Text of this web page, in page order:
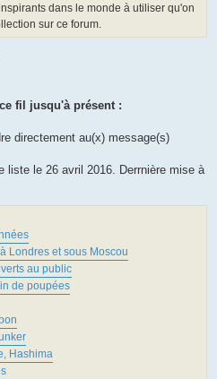
dans le monde à utiliser qu'on
sur ce forum.
fil jusqu'à présent :
directement au(x) message(s)
liste le 26 avril 2016. Derrnière mise à
Londres et sous Moscou
au public
de poupées
Hashima